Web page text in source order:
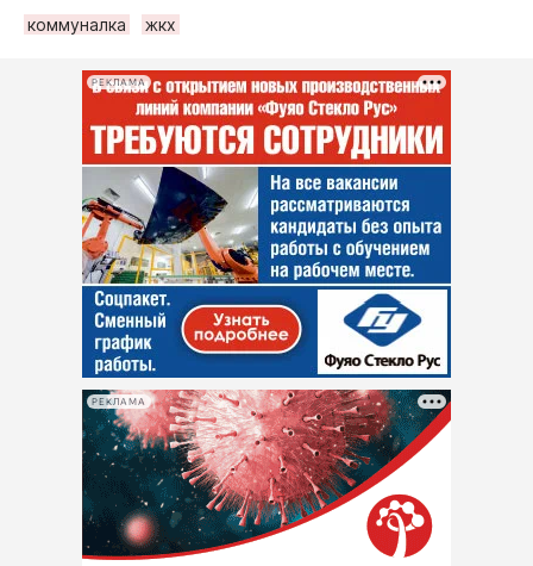
коммуналка
жкх
РЕКЛАМА
РЕКЛАМА